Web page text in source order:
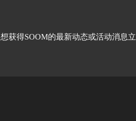
想获得SOOM的最新动态或活动消息立